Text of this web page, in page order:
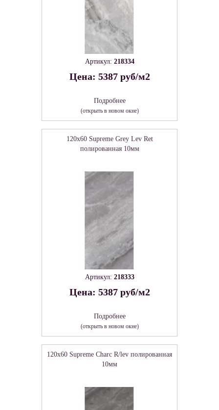
Артикул: 218334
Цена: 5387 руб/м2
Подробнее
(открыть в новом окне)
120x60 Supreme Grey Lev Ret
полированная 10мм
Артикул: 218333
Цена: 5387 руб/м2
Подробнее
(открыть в новом окне)
120x60 Supreme Charc R/lev полированная
10мм